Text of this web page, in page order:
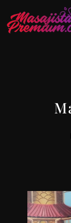
masaje y decile
masajes
Para mas info